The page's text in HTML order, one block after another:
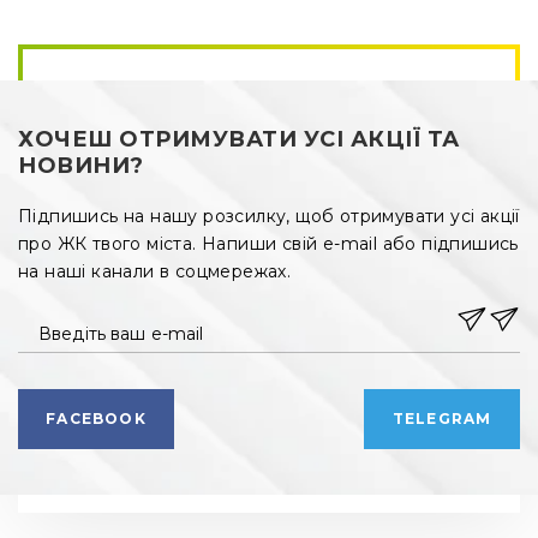
·
·
дитячі садочки;
·
магазини, супермаркети;
·
дитяча й доросла поліклініки;
·
фітнес-центр;
·
сервісні центри та не тільки.
Розташування обох будинків по
«двір без машин». На внутрішньому подвір’ї
запроєктоване створення дитячих інтерактивних
ХОЧЕШ ОТРИМУВАТИ УСІ АКЦІЇ ТА
НОВИНИ?
Підпишись на нашу розсилку, щоб отримувати усі акції
про ЖК твого міста. Напиши свій e-mail або підпишись
на наші канали в соцмережах.
Введіть ваш e-mail
FACEBOOK TELEGRAM